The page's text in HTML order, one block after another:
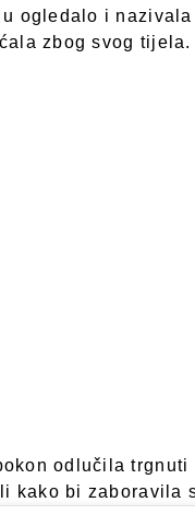
ogledalo i
zbog svog
odlučila
kako bi zaboravila